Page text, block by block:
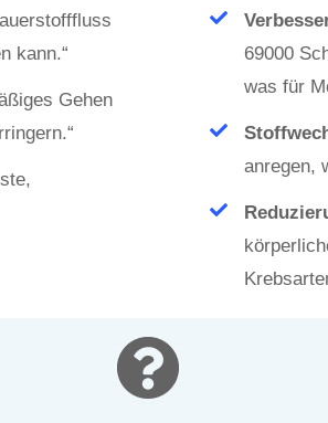
kann.“
Gehen
69000
was für
anregen,